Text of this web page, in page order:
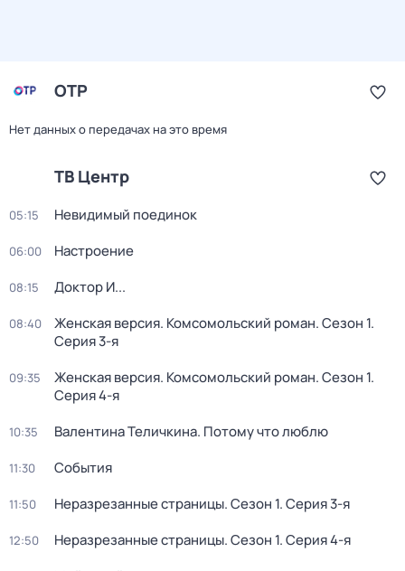
ОТР
Нет данных о передачах на это время
ТВ Центр
05:15 Невидимый поединок
06:00 Настроение
08:15 Доктор И...
08:40 Женская версия. Комсомольский роман. Сезон 1.
Серия 3-я
09:35 Женская версия. Комсомольский роман. Сезон 1.
Серия 4-я
10:35 Валентина Теличкина. Потому что люблю
11:30 События
11:50 Неразрезанные страницы. Сезон 1. Серия 3-я
12:50 Неразрезанные страницы. Сезон 1. Серия 4-я